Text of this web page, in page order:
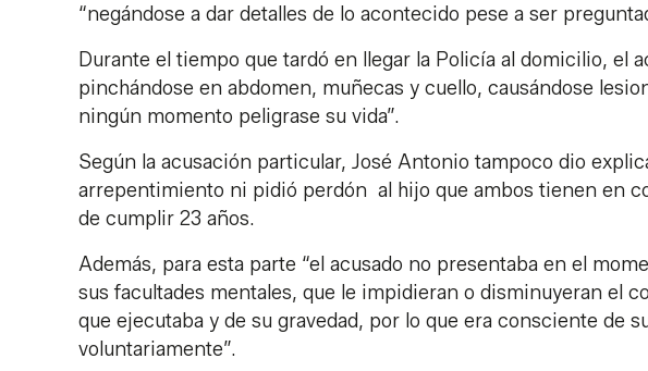
“negándose a dar detalles de lo acontecido pese a ser
Durante el tiempo que tardó en llegar la Policía al domicilio, el
pinchándose en abdomen, muñecas y cuello, causándose
ningún momento peligrase su vida”.
Según la acusación particular, José Antonio tampoco dio
arrepentimiento ni pidió perdón al hijo que ambos tienen en
de cumplir 23 años.
Además, para esta parte “el acusado no presentaba en el
sus facultades mentales, que le impidieran o disminuyeran el
que ejecutaba y de su gravedad, por lo que era consciente de
voluntariamente”.